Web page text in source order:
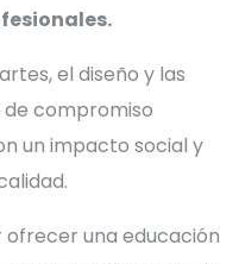
el diseño y las
compromiso
un impacto social y
una educación